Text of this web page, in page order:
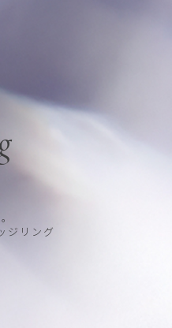
ジリング